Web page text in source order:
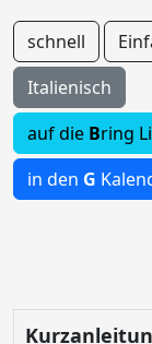
schnell
Italienisch
auf die Bring
in den G